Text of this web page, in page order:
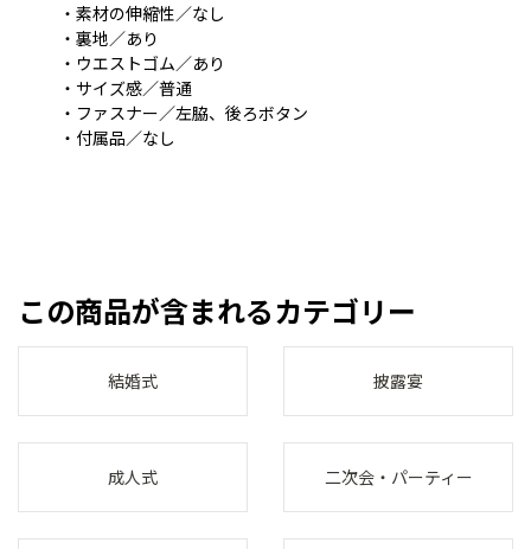
・素材の伸縮性／なし
・裏地／あり
・ウエストゴム／あり
・サイズ感／普通
・ファスナー／左脇、後ろボタン
・付属品／なし
この商品が含まれるカテゴリー
結婚式 披露宴
成人式 二次会・パーティー